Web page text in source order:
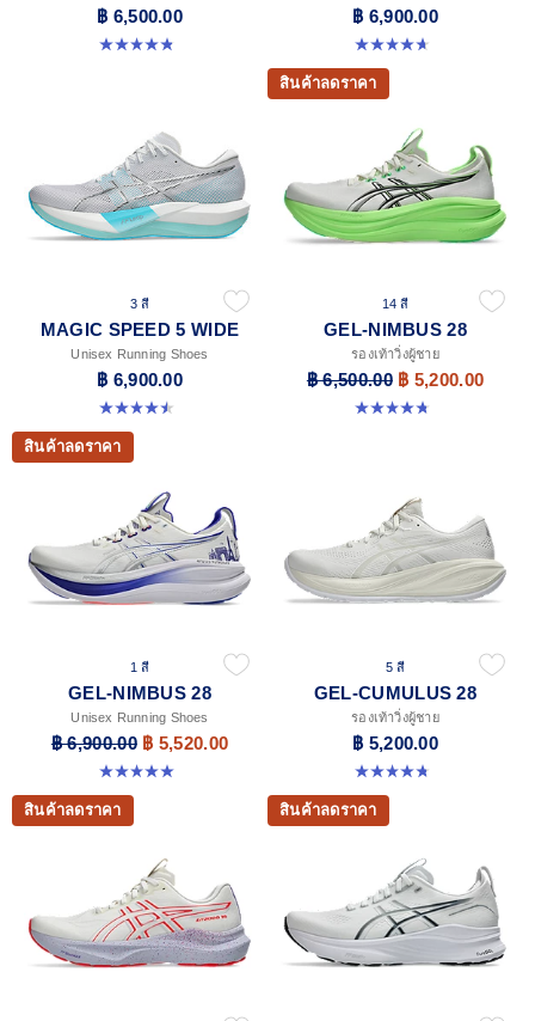
฿ 6,500.00
4.8 จาก 5 ดาว 15 รีวิว
฿ 6,900.00
4.7 จาก 5 ดาว 328 รีวิว
3 สี
MAGIC SPEED 5 WIDE
Unisex Running Shoes
฿ 6,900.00
4.5 จาก 5 ดาว 42 รีวิว
สินค้าลดราคา
14 สี
GEL-NIMBUS 28
รองเท้าวิ่งผู้ชาย
฿ 6,500.00 ฿ 5,200.00
4.7 จาก 5 ดาว 280 รีวิว
สินค้าลดราคา
1 สี
GEL-NIMBUS 28
Unisex Running Shoes
฿ 6,900.00 ฿ 5,520.00
5.0 จาก 5 ดาว 19 รีวิว
5 สี
GEL-CUMULUS 28
รองเท้าวิ่งผู้ชาย
฿ 5,200.00
4.8 จาก 5 ดาว 86 รีวิว
สินค้าลดราคา สินค้าลดราคา